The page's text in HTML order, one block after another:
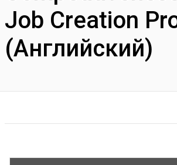
Job Creation
(Английский)